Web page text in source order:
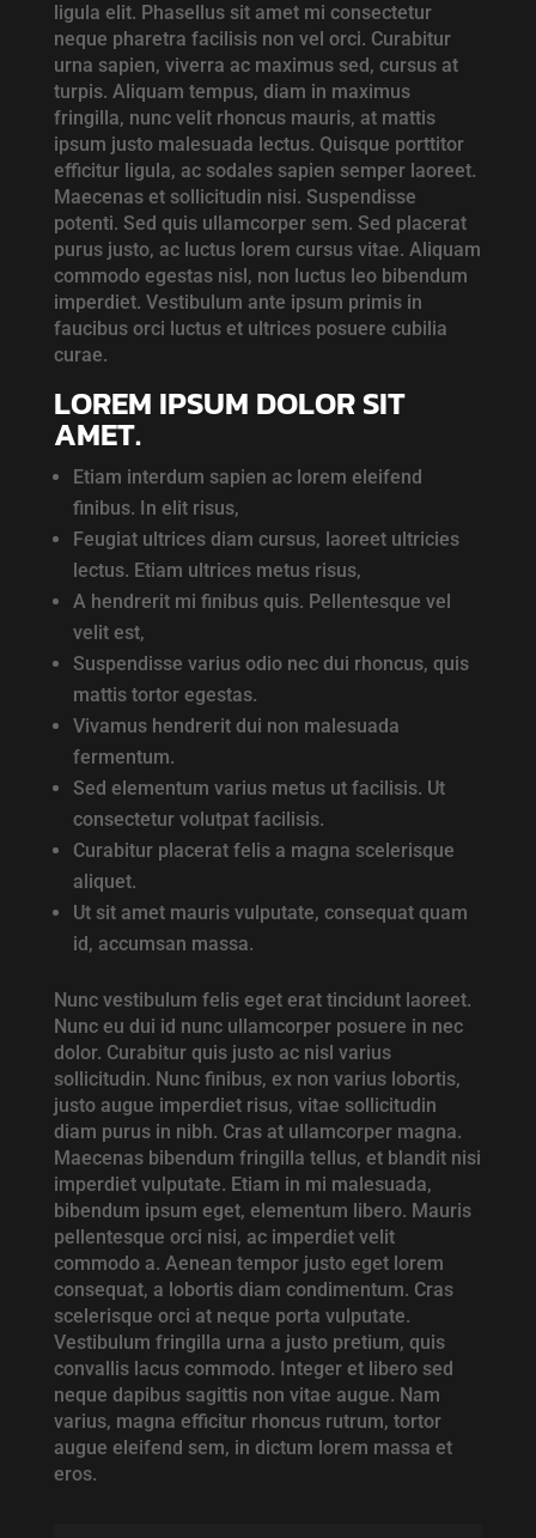
ligula elit. Phasellus sit amet mi consectetur
neque pharetra facilisis non vel orci. Curabitur
urna sapien, viverra ac maximus sed, cursus at
turpis. Aliquam tempus, diam in maximus
fringilla, nunc velit rhoncus mauris, at mattis
ipsum justo malesuada lectus. Quisque porttitor
efficitur ligula, ac sodales sapien semper laoreet.
Maecenas et sollicitudin nisi. Suspendisse
potenti. Sed quis ullamcorper sem. Sed placerat
purus justo, ac luctus lorem cursus vitae. Aliquam
commodo egestas nisl, non luctus leo bibendum
imperdiet. Vestibulum ante ipsum primis in
faucibus orci luctus et ultrices posuere cubilia
curae.
LOREM IPSUM DOLOR SIT
AMET.
Etiam interdum sapien ac lorem eleifend
finibus. In elit risus,
Feugiat ultrices diam cursus, laoreet ultricies
lectus. Etiam ultrices metus risus,
A hendrerit mi finibus quis. Pellentesque vel
velit est,
Suspendisse varius odio nec dui rhoncus, quis
mattis tortor egestas.
Vivamus hendrerit dui non malesuada
fermentum.
Sed elementum varius metus ut facilisis. Ut
consectetur volutpat facilisis.
Curabitur placerat felis a magna scelerisque
aliquet.
Ut sit amet mauris vulputate, consequat quam
id, accumsan massa.
Nunc vestibulum felis eget erat tincidunt laoreet.
Nunc eu dui id nunc ullamcorper posuere in nec
dolor. Curabitur quis justo ac nisl varius
sollicitudin. Nunc finibus, ex non varius lobortis,
justo augue imperdiet risus, vitae sollicitudin
diam purus in nibh. Cras at ullamcorper magna.
Maecenas bibendum fringilla tellus, et blandit nisi
imperdiet vulputate. Etiam in mi malesuada,
bibendum ipsum eget, elementum libero. Mauris
pellentesque orci nisi, ac imperdiet velit
commodo a. Aenean tempor justo eget lorem
consequat, a lobortis diam condimentum. Cras
scelerisque orci at neque porta vulputate.
Vestibulum fringilla urna a justo pretium, quis
convallis lacus commodo. Integer et libero sed
neque dapibus sagittis non vitae augue. Nam
varius, magna efficitur rhoncus rutrum, tortor
augue eleifend sem, in dictum lorem massa et
eros.